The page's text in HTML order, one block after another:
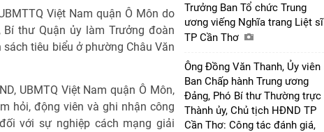
Việt Nam quận Ô Môn do
thư Quận ủy làm Trưởng đoàn
tiêu biểu ở phường Châu Văn
UBMTQ Việt Nam quận Ô Môn,
hỏi, động viên và ghi nhận công
với sự nghiệp cách mạng giải
Trưởng Ban Tổ chức Trung
ương viếng Nghĩa trang Liệt sĩ
TP Cần Thơ
Ông Đồng Văn Thanh, Ủy viên
Ban Chấp hành Trung ương
Đảng, Phó Bí thư Thường trực
Thành ủy, Chủ tịch HĐND TP
Cần Thơ: Công tác đánh giá,